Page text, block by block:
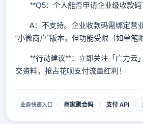
**Q5：个人能否申请企业级收款码
A：不支持。企业收款码需绑定营
“小微商户”版本，但功能受限（如单笔
**行动建议**：立即关注「广力云
交资料，抢占花呗支付流量红利！
业务快速入口 商家聚合码 支付 API